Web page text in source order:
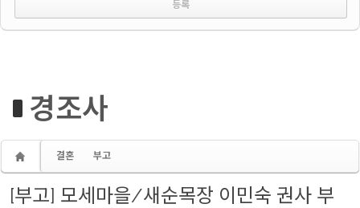
경조사
결혼 부고
[부고] 모세마을/새순목장 이민숙 권사 부